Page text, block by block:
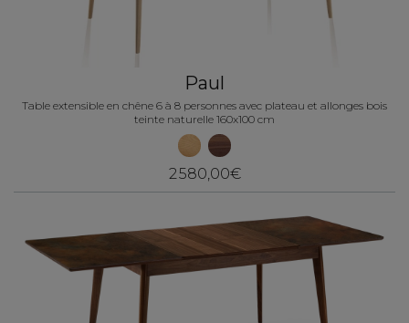
Paul
Table extensible en chêne 6 à 8 personnes avec plateau et allonges bois
teinte naturelle 160x100 cm
2 580,00€